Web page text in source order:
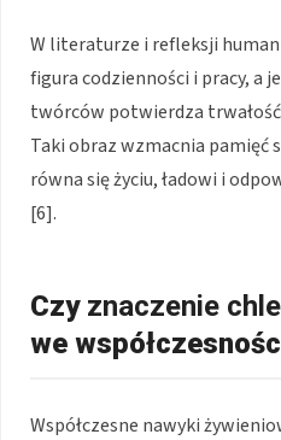
W literaturze i refleksji
figura codzienności i pracy, a
twórców potwierdza
Taki obraz wzmacnia pamięć
równa się życiu, ładowi i
[6].
Czy znaczenie
we
Współczesne nawyki